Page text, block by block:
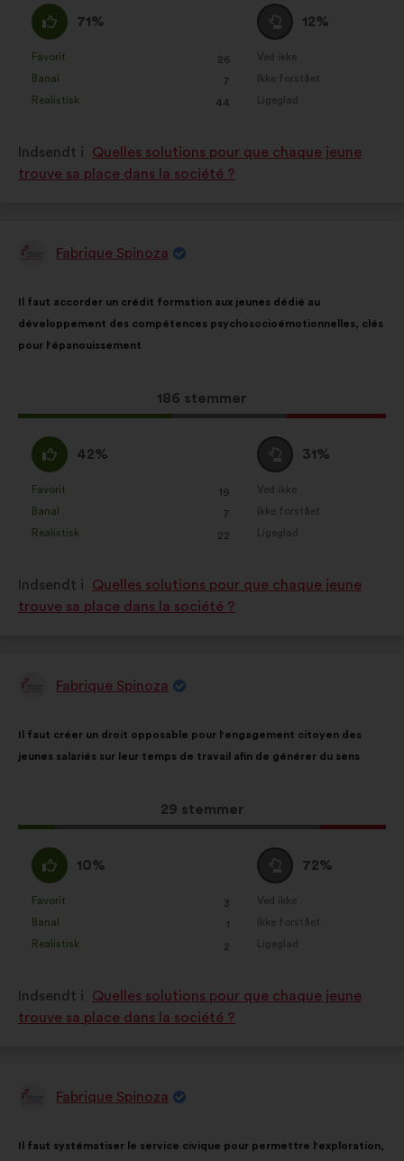
Enig
:
71%
som:
Favorit
: 26
gang
Banal
: 7
gang
Realistisk
: 44
gang
Neutral
:
12%
som:
Ved ikke
:gang
Ikke forstået
:gang
Ligeglad
:gang
Indsendt i
Quelles solutions pour que chaque jeune
trouve sa place dans la société ?
Fabrique Spinoza
indhold:
Il faut accorder un crédit formation aux jeunes dédié au
développement des compétences psychosocioémotionnelles, clés
pour l'épanouissement
Dette
forslag
186 stemmer
følgende
fordeling:
Enig
:
42%
som:
Favorit
: 19
gang
Banal
: 7
gang
Realistisk
: 22
gang
Neutral
:
31%
som:
Ved ikke
:gang
Ikke forstået
:gang
Ligeglad
:gang
Indsendt i
Quelles solutions pour que chaque jeune
trouve sa place dans la société ?
Fabrique Spinoza
indhold:
Il faut créer un droit opposable pour l'engagement citoyen des
jeunes salariés sur leur temps de travail afin de générer du sens
Dette
forslag
29 stemmer
følgende
fordeling:
Enig
:
10%
som:
Favorit
: 3
gang
Banal
: 1
gang
Realistisk
: 2
gang
Neutral
:
72%
som:
Ved ikke
:gang
Ikke forstået
:gang
Ligeglad
:gang
Indsendt i
Quelles solutions pour que chaque jeune
trouve sa place dans la société ?
Fabrique Spinoza
indhold:
Il faut systématiser le service civique pour permettre l'exploration,
følgende